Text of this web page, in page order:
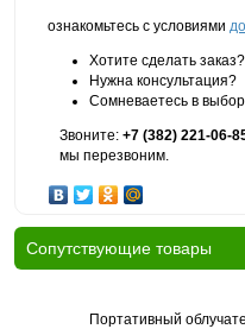
ознакомьтесь с условиями
Хотите сделать заказ?
Нужна консультация?
Сомневаетесь в
Звоните: +7 (382) 221-06-
мы перезвоним.
Cопутствующие товары
Портативный